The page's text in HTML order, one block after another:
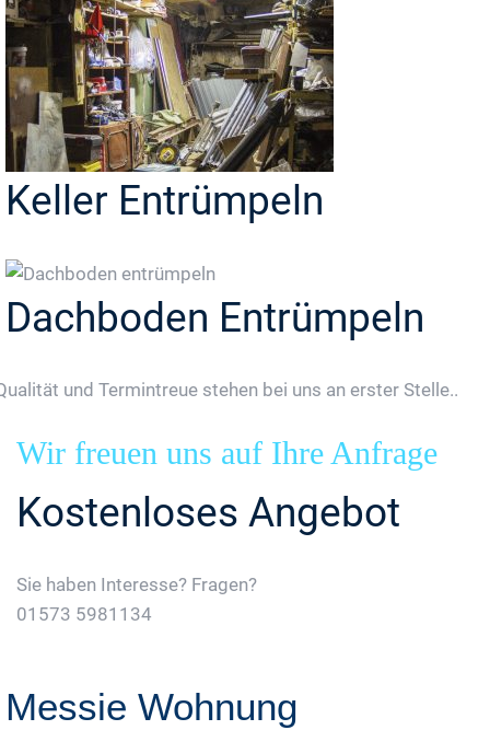
Keller Entrümpeln
Dachboden Entrümpeln
und Termintreue stehen bei uns an erster Stelle..
Wir freuen uns auf Ihre Anfrage
Kostenloses Angebot
Sie haben Interesse? Fragen?
01573 5981134
Messie Wohnung